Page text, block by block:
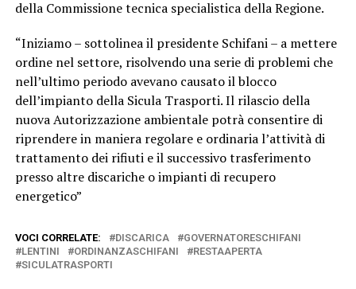
della Commissione tecnica specialistica della Regione.
“Iniziamo – sottolinea il presidente Schifani – a mettere
ordine nel settore, risolvendo una serie di problemi che
nell’ultimo periodo avevano causato il blocco
dell’impianto della Sicula Trasporti. Il rilascio della
nuova Autorizzazione ambientale potrà consentire di
riprendere in maniera regolare e ordinaria l’attività di
trattamento dei rifiuti e il successivo trasferimento
presso altre discariche o impianti di recupero
energetico”
VOCI CORRELATE: DISCARICA
GOVERNATORESCHIFANI
LENTINI
ORDINANZASCHIFANI
RESTAAPERTA
SICULATRASPORTI